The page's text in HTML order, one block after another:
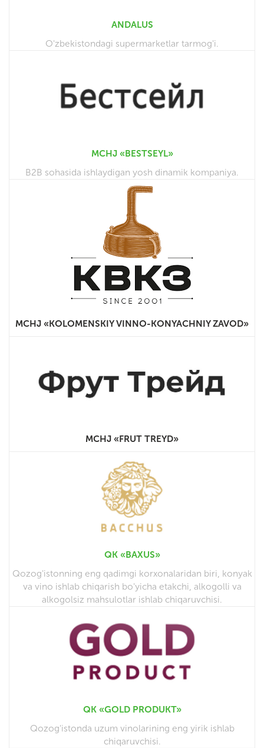
ANDALUS
O'zbekistondagi supermarketlar tarmog'i.
MCHJ «BESTSEYL»
B2B sohasida ishlaydigan yosh dinamik kompaniya.
MCHJ «KOLOMENSKIY VINNO-KONYACHNIY ZAVOD»
MCHJ «FRUT TREYD»
QK «BAXUS»
Qozog'istonning eng qadimgi korxonalaridan biri, konyak
va vino ishlab chiqarish bo'yicha etakchi, alkogolli va
alkogolsiz mahsulotlar ishlab chiqaruvchisi.
QK «GOLD PRODUKT»
Qozog'istonda uzum vinolarining eng yirik ishlab
chiqaruvchisi.